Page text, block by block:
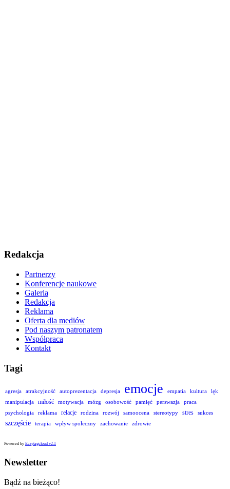
Redakcja
Partnerzy
Konferencje naukowe
Galeria
Redakcja
Reklama
Oferta dla mediów
Pod naszym patronatem
Współpraca
Kontakt
Tagi
agresja atrakcyjność autoprezentacja depresja emocje empatia kultura
lęk
manipulacja
miłość motywacja mózg osobowość pamięć perswazja
praca
psychologia
reklama relacje rodzina rozwój samoocena stereotypy stres sukces
szczęście terapia wpływ społeczny zachowanie zdrowie
Powered by Easytagcloud v2.1
Newsletter
Bądź na bieżąco!